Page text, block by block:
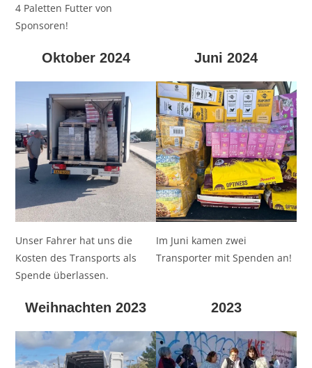
4 Paletten Futter von
Sponsoren!
Oktober 2024
Unser Fahrer hat uns die
Kosten des Transports als
Spende überlassen.
Juni 2024
Im Juni kamen zwei
Transporter mit Spenden an!
Weihnachten 2023 2023